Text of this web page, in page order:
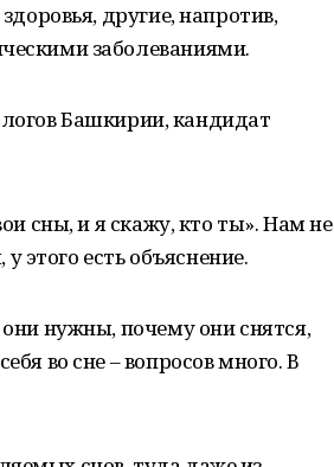
другие, напротив,
заболеваниями.
Башкирии, кандидат
сны, и я скажу, кто ты». Нам не
этого есть объяснение.
нужны, почему они снятся,
во сне – вопросов много. В